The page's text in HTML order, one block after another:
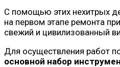
С помощью этих нехитрых
на первом этапе ремонта
свежий и цивилизованный
Для осуществления работ
основной набор